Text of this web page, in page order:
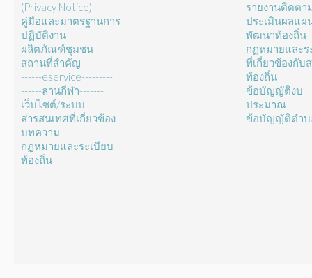
(Privacy Notice)
คู่มือและมาตรฐานการ
ปฏิบัติงาน
ผลิตภัณฑ์ชุมชน
สถานที่สำคัญ
------eservice---------
------ลานกีฬา-------
เว็บไซต์/ระบบ
สารสนเทศที่เกี่ยวข้อง
บทความ
กฏหมายและระเบียบ
ท้องถิ่น
รายงานติดตา
ประเมินผลแผ
พัฒนาท้องถิ่น
กฏหมายและร
ที่เกี่ยวข้องกับ
ท้องถิ่น
ข้อบัญญัติงบ
ประมาณ
ข้อบัญญัติตำบ